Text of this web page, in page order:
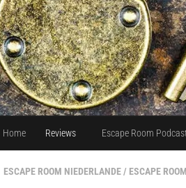
Home Reviews Escape Room
ESCAPE ROOM NIEDERLANDE/ ESCAPE